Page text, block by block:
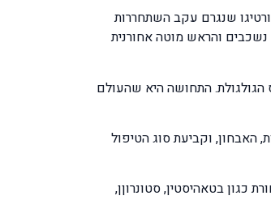
שנגרם עקב השתחררות
והראש מוטה אחורנית
הגולגולת. התחושה היא שהעולם
האבחון, וקביעת סוג הטיפול
בטאהיסטין, סטונרוןן,